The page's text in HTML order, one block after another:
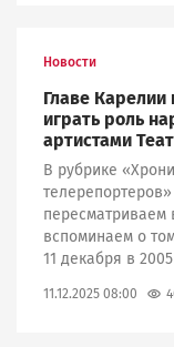
Новости
Главе
играть роль
артистами
В рубрике
пересматриваем
вспоминаем о
11 декабря в
11.12.2025 08:00